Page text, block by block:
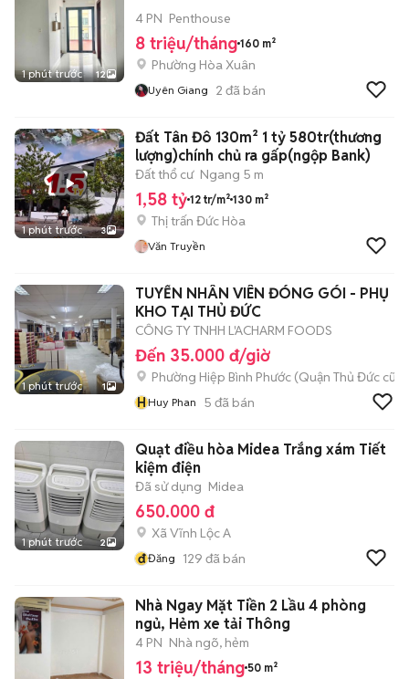
1 phút trước 12
4 PN Penthouse
8 triệu/tháng 160 m²
Phường Hòa Xuân
Uyên Giang 2 đã bán
1 phút trước 3
Đất Tân Đô 130m² 1 tỷ 580tr(thương
lượng)chính chủ ra gấp(ngộp Bank)
Đất thổ cư Ngang 5 m
1,58 tỷ 12 tr/m² 130 m²
Thị trấn Đức Hòa
Văn Truyền
1 phút trước 1
TUYỂN NHÂN VIÊN ĐÓNG GÓI - PHỤ
KHO TẠI THỦ ĐỨC
CÔNG TY TNHH L'ACHARM FOODS
Đến 35.000 đ/giờ
Phường Hiệp Bình Phước (Quận Thủ Đức cũ)
HHuy Phan 5 đã bán
1 phút trước 2
Quạt điều hòa Midea Trắng xám Tiết
kiệm điện
Đã sử dụng Midea
650.000 đ
Xã Vĩnh Lộc A
đĐăng 129 đã bán
Nhà Ngay Mặt Tiền 2 Lầu 4 phòng
ngủ, Hẻm xe tải Thông
4 PN Nhà ngõ, hẻm
13 triệu/tháng 50 m²